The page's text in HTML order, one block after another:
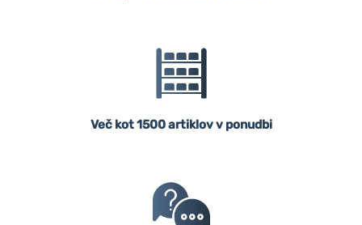
Več kot 1500 artiklov v ponudbi